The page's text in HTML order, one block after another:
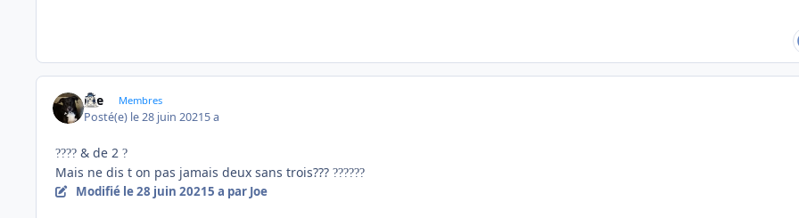
Joe Membres
Posté(e) le 28 juin 20215 a
???? & de 2 ?
Mais ne dis t on pas jamais deux sans trois??? ??????
Modifié le 28 juin 20215 a par Joe